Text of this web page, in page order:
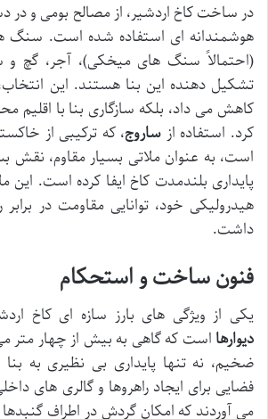
در ساخت کاخ اردشیر، از مصالح بومی و در
هوشمندانه ای استفاده شده است. سنگ
(احتمالاً سنگ های میخکی)، آجر، گچ و
تشکیل دهنده این بنا هستند. این انتخاب،
کاهش می داد، بلکه سازگاری بنا با اقلیم
کرد. استفاده از ساروج، که ترکیبی از
است، به عنوان ملاتی بسیار مقاوم، نقش
پایداری بلندمدت کاخ ایفا کرده است.
هیدرولیکی خود، توانایی مقاومت در
داشت.
فنون ساخت و استحکام
یکی از ویژگی های بارز سازه ای کاخ
دیوارها است که گاهی به بیش از چهار متر
ضخیم، نه تنها پایداری بی نظیری به
فضایی برای ایجاد راهروها و گالری های
می آوردند که امکان گردش در اطراف